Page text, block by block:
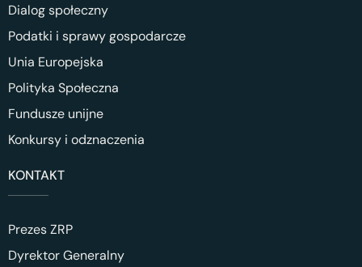
Dialog społeczny
Podatki i sprawy gospodarcze
Unia Europejska
Polityka Społeczna
Fundusze unijne
Konkursy i odznaczenia
KONTAKT
Prezes ZRP
Dyrektor Generalny